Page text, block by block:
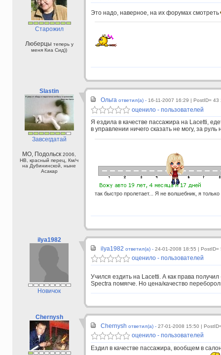
Старожил
Люберцы теперь у
меня Киа Сид))
Это надо, наверное, на их форумах смотреть
Slastin
Завсегдатай
МО, Подольск 2006,
НВ, красный перец, Км/ч
на Дубининской, ныне
Асакар
Ольга ответил(а) - 16-11-2007 16:29 | PostID= 43
оценило - пользователей
Я ездила в качестве пассажира на Lacetti,
в управлении ничего сказать не могу, за руль
так быстро пролетает... Я не волшебник, я только
ilya1982
Новичок
ilya1982 ответил(а) - 24-01-2008 18:55 | PostID=
оценило - пользователей
Учился ездить на Lacetti. А как права
Spectra помягче. Но цена/качество
Chernysh
Chernysh ответил(а) - 27-01-2008 15:50 |
оценило - пользователей
Ездил в качестве пассажира, вообщем в